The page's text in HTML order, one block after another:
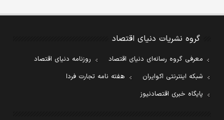
گروه نشریات دنیای اقتصاد
معرفی گروه رسانه‌ای دنیای اقتصاد
روزنامه دنیای اقتصاد
شبکه اینترنتی اکوایران
هفته نامه تجارت فردا
پایگاه خبری اقتصادنیوز